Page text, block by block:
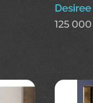
125 000